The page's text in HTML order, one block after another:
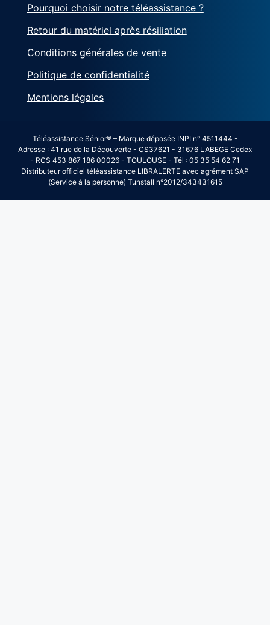
Pourquoi choisir notre téléassistance ?
Retour du matériel après résiliation
Conditions générales de vente
Politique de confidentialité
Mentions légales
Téléassistance Sénior® – Marque déposée INPI n° 4511444 -
Adresse : 41 rue de la Découverte - CS37621 - 31676 LABEGE Cedex
- RCS 453 867 186 00026 - TOULOUSE - Tél : 05 35 54 62 71
Distributeur officiel téléassistance LIBRALERTE avec agrément SAP
(Service à la personne) Tunstall n°2012/343431615